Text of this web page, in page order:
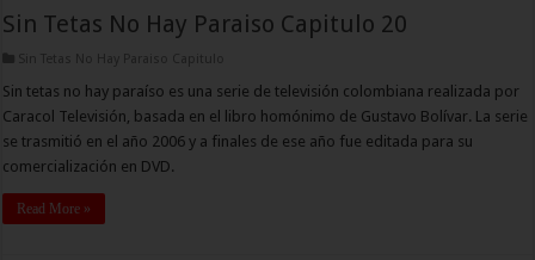
Sin Tetas No Hay Paraiso Capitulo 20
Sin Tetas No Hay Paraiso Capitulo
Sin tetas no hay paraíso es una serie de televisión colombiana realizada por
Caracol Televisión, basada en el libro homónimo de Gustavo Bolívar. La serie
se trasmitió en el año 2006 y a finales de ese año fue editada para su
comercialización en DVD.
Read More »